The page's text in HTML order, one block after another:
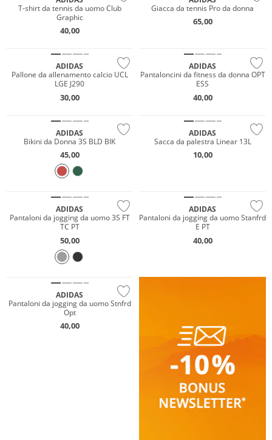
T-shirt da tennis da uomo Club
Graphic
40,00
Giacca da tennis Pro da donna
65,00
ADIDAS
Pallone da allenamento calcio UCL
LGE J290
30,00
ADIDAS
Pantaloncini da fitness da donna OPT
ESS
40,00
ADIDAS
Bikini da Donna 3S BLD BIK
45,00
ADIDAS
Sacca da palestra Linear 13L
10,00
ADIDAS
Pantaloni da jogging da uomo 3S FT
TC PT
50,00
ADIDAS
Pantaloni da jogging da uomo Stanfrd
E PT
40,00
ADIDAS
Pantaloni da jogging da uomo Stnfrd
Opt
40,00